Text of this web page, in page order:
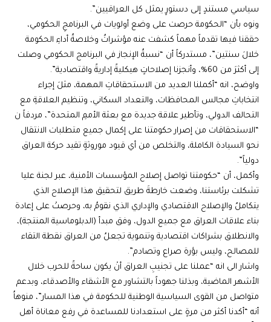
سياسي مستندٍ إلى دستورٍ يمثل كل العراقيين”.
ونوه بأن “الحكومة حرصت على وضع أولويات في البرنامجِ الحكومي،
حققنا فيها تقدماً مهماً كشفت عنه مؤشراتُ وخلاصةُ أداءِ الحكومة
خلالَ سنتين”، مستدركاً أن “نسبةُ الإنجاز في البرنامج الحكومي وصلت
إلى أكثرَ من 60%، وأنجزنا إصلاحاتٍ هيكليةً إداريةً واقتصادية”.
واوضح، انه “أكملنا العديد من الاستحقاقاتِ المهمة، مثلَ إجراء
انتخاباتِ مجالس المحافظات، والتعداد السكاني، وتنظيم العلاقةِ مع
التحالف الدولي، وتأطير علاقة جديدة مع بعثة الأممِ المتحدة”، مردفاً ن
“الاستحقاقات من إصرار حكومتنا على إكمال جميع متطلبات الانتقال
نحو السيادة الكاملة، والتخلص من أي قيود موروثةٍ تقيد حركة العراق
دولياً”.
وأكمل، أن “حكومتنا تواصل إصلاح المؤسسات الأمنية، عبر لجنة عليا
تشكلت برئاستنا، وضعت خارطةَ طريق لتحقيق هذا الإصلاح الذي
يتكاملُ والإصلاح الاقتصادي والإداري الذي نقومُ به، وحرصتْ على إعادة
بناء علاقات العراق مع جميع الدول، وفق مبدأ (الدبلوماسية المنتجة)،
والانطلاق بشراكات اقتصادية وتنموية تجعلُ من العراق نقطة التقاء
للمصالح، وليس بؤرة صراع وتصادم”.
واشار الى انه “عملنا على تجنيبِ العراق أنْ يكون ساحةً للحرب خلال
الأشهر الماضية، وبذلنا جهوداً بالتشاور مع الأشقاء والأصدقاء، وبدعم
متواصل من القوى السياسية الوطنية للحكومة في هذا المسار”، منوهاُ
أنه “أكدنا أكثر من مرةٍ على استعدادنا للمساعدة في رفع معاناة أهل